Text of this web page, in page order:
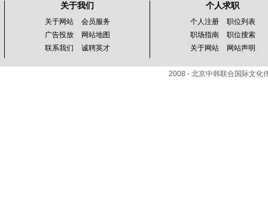
关于我们
关于网站
会员服务
广告投放
网站地图
联系我们
诚聘英才
个人求职
个人注册
职位列表
职场指南
职位搜索
关于网站
网站声明
2008 - 北京中韩联合国际文化